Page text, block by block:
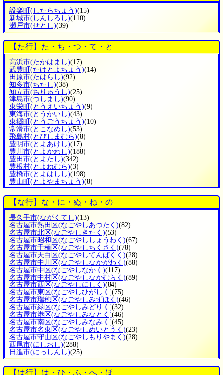
設楽町 (したらちょう)(15)
新城市(しんしろし)(110)
瀬戸市(せとし)(39)
【た行】た・ち・つ・て・と
高浜市(たかはまし)(17)
武豊町 (たけとよちょう)(14)
田原市(たはらし)(92)
知多市(ちたし)(38)
知立市(ちりゅうし)(25)
津島市(つしまし)(90)
東栄町 (とうえいちょう)(9)
東海市(とうかいし)(43)
東郷町 (とうごうちょう)(10)
常滑市(とこなめし)(53)
飛島村(とびしまむら)(8)
豊明市(とよあけし)(17)
豊川市(とよかわし)(188)
豊田市(とよたし)(342)
豊根村(とよねむら)(3)
豊橋市(とよはしし)(198)
豊山町 (とよやまちょう)(8)
【な行】な・に・ぬ・ね・の
長久手市(ながくてし)(13)
名古屋市熱田区(なごやしあつたく)(82)
名古屋市北区(なごやしきたく)(53)
名古屋市昭和区(なごやししょうわく)(67)
名古屋市千種区(なごやしちくさく)(78)
名古屋市天白区(なごやしてんぱくく)(28)
名古屋市中川区(なごやしなかがわく)(88)
名古屋市中区(なごやしなかく)(117)
名古屋市中村区(なごやしなかむらく)(89)
名古屋市西区(なごやしにしく)(84)
名古屋市東区(なごやしひがしく)(75)
名古屋市瑞穂区(なごやしみずほく)(46)
名古屋市緑区(なごやしみどりく)(32)
名古屋市港区(なごやしみなとく)(46)
名古屋市南区(なごやしみなみく)(45)
名古屋市名東区(なごやしめいとうく)(23)
名古屋市守山区(なごやしもりやまく)(28)
西尾市(にしおし)(288)
日進市(にっしんし)(25)
【は行】は・ひ・ふ・へ・ほ